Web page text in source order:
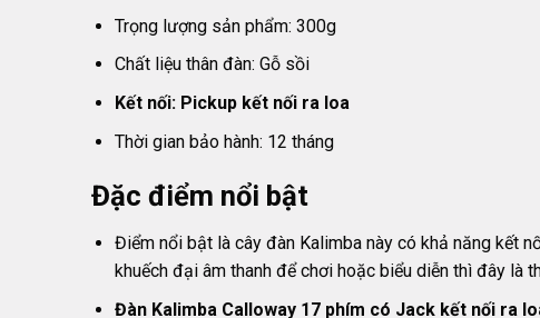
Trọng lượng sản phẩm: 300g
Chất liệu thân đàn: Gỗ sồi
Kết nối: Pickup kết nối ra loa
Thời gian bảo hành: 12 tháng
Đặc điểm nổi bật
Điểm nổi bật là cây đàn Kalimba này có khả năng kết
khuếch đại âm thanh để chơi hoặc biểu diễn thì đây là
Đàn Kalimba Calloway 17 phím có Jack kết nối ra